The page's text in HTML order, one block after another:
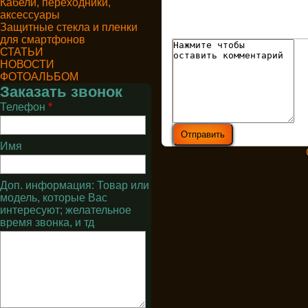
Кабели, переходники,
аксессуары
Защитные стекла и пленки
для смартфонов
СТАТЬИ
НОВОСТИ
ФОТОАЛЬБОМ
Заказать звонок
Телефон *
Имя
Доп. информация: Товар или
модель, которые Вас
интересуют; желательное
время звонка, и тд